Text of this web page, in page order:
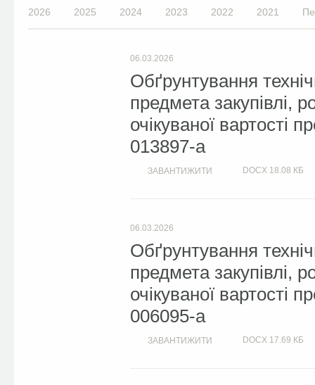
2026 2025 2024 2023 2022 2021
06.03.2026
Обґрунтування
предмета закупівлі,
очікуваної вартості
013897-a
ЗАВАНТИЖИТИ DOCX 18.08 КБ
06.03.2026
Обґрунтування
предмета закупівлі,
очікуваної вартості
006095-a
ЗАВАНТИЖИТИ DOCX 17.69 КБ